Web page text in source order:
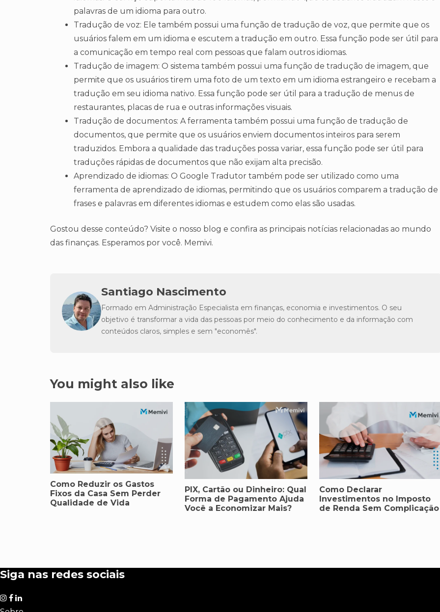
palavras de um idioma para outro.
Tradução de voz: Ele também possui uma função de tradução de voz, que permite que os
usuários falem em um idioma e escutem a tradução em outro. Essa função pode ser útil para
a comunicação em tempo real com pessoas que falam outros idiomas.
Tradução de imagem: O sistema também possui uma função de tradução de imagem, que
permite que os usuários tirem uma foto de um texto em um idioma estrangeiro e recebam a
tradução em seu idioma nativo. Essa função pode ser útil para a tradução de menus de
restaurantes, placas de rua e outras informações visuais.
Tradução de documentos: A ferramenta também possui uma função de tradução de
documentos, que permite que os usuários enviem documentos inteiros para serem
traduzidos. Embora a qualidade das traduções possa variar, essa função pode ser útil para
traduções rápidas de documentos que não exijam alta precisão.
Aprendizado de idiomas: O Google Tradutor também pode ser utilizado como uma
ferramenta de aprendizado de idiomas, permitindo que os usuários comparem a tradução de
frases e palavras em diferentes idiomas e estudem como elas são usadas.
Gostou desse conteúdo? Visite o nosso blog e confira as principais notícias relacionadas ao mundo
das finanças. Esperamos por você. Memivi.
Santiago Nascimento
Formado em Administração Especialista em finanças, economia e investimentos. O seu
objetivo é transformar a vida das pessoas por meio do conhecimento e da informação com
conteúdos claros, simples e sem "economês".
You might also like
Como Reduzir os Gastos
Fixos da Casa Sem Perder
Qualidade de Vida
PIX, Cartão ou Dinheiro: Qual
Forma de Pagamento Ajuda
Você a Economizar Mais?
Como Declarar
Investimentos no Imposto
de Renda Sem Complicação
Siga nas redes sociais